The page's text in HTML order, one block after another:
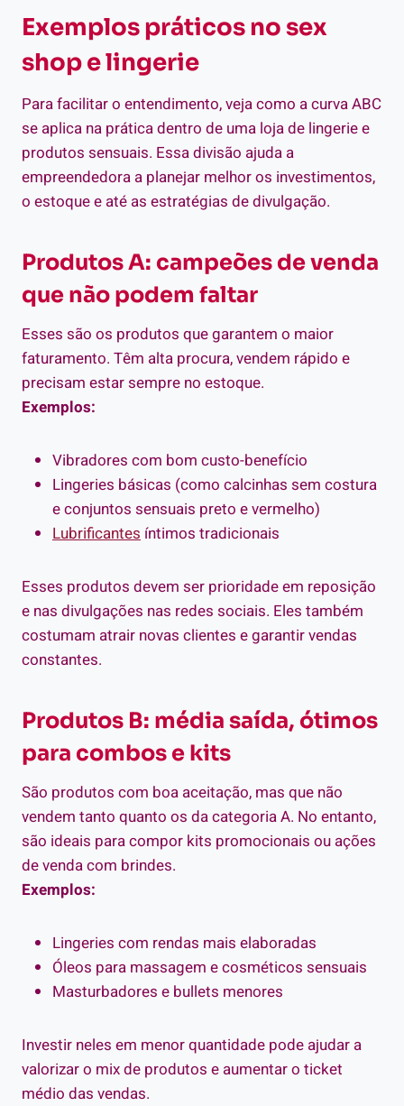
Exemplos práticos no sex
shop e lingerie
Para facilitar o entendimento, veja como a curva ABC
se aplica na prática dentro de uma loja de lingerie e
produtos sensuais. Essa divisão ajuda a
empreendedora a planejar melhor os investimentos,
o estoque e até as estratégias de divulgação.
Produtos A: campeões de venda
que não podem faltar
Esses são os produtos que garantem o maior
faturamento. Têm alta procura, vendem rápido e
precisam estar sempre no estoque.
Exemplos:
Vibradores com bom custo-benefício
Lingeries básicas (como calcinhas sem costura
e conjuntos sensuais preto e vermelho)
Lubrificantes íntimos tradicionais
Esses produtos devem ser prioridade em reposição
e nas divulgações nas redes sociais. Eles também
costumam atrair novas clientes e garantir vendas
constantes.
Produtos B: média saída, ótimos
para combos e kits
São produtos com boa aceitação, mas que não
vendem tanto quanto os da categoria A. No entanto,
são ideais para compor kits promocionais ou ações
de venda com brindes.
Exemplos:
Lingeries com rendas mais elaboradas
Óleos para massagem e cosméticos sensuais
Masturbadores e bullets menores
Investir neles em menor quantidade pode ajudar a
valorizar o mix de produtos e aumentar o ticket
médio das vendas.